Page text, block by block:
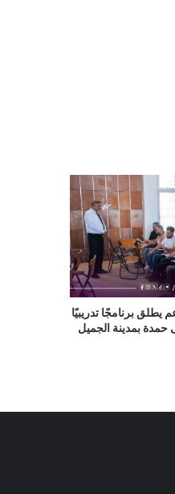
برنامجًا تدريبيًا
حمدة بمدينة الجميل